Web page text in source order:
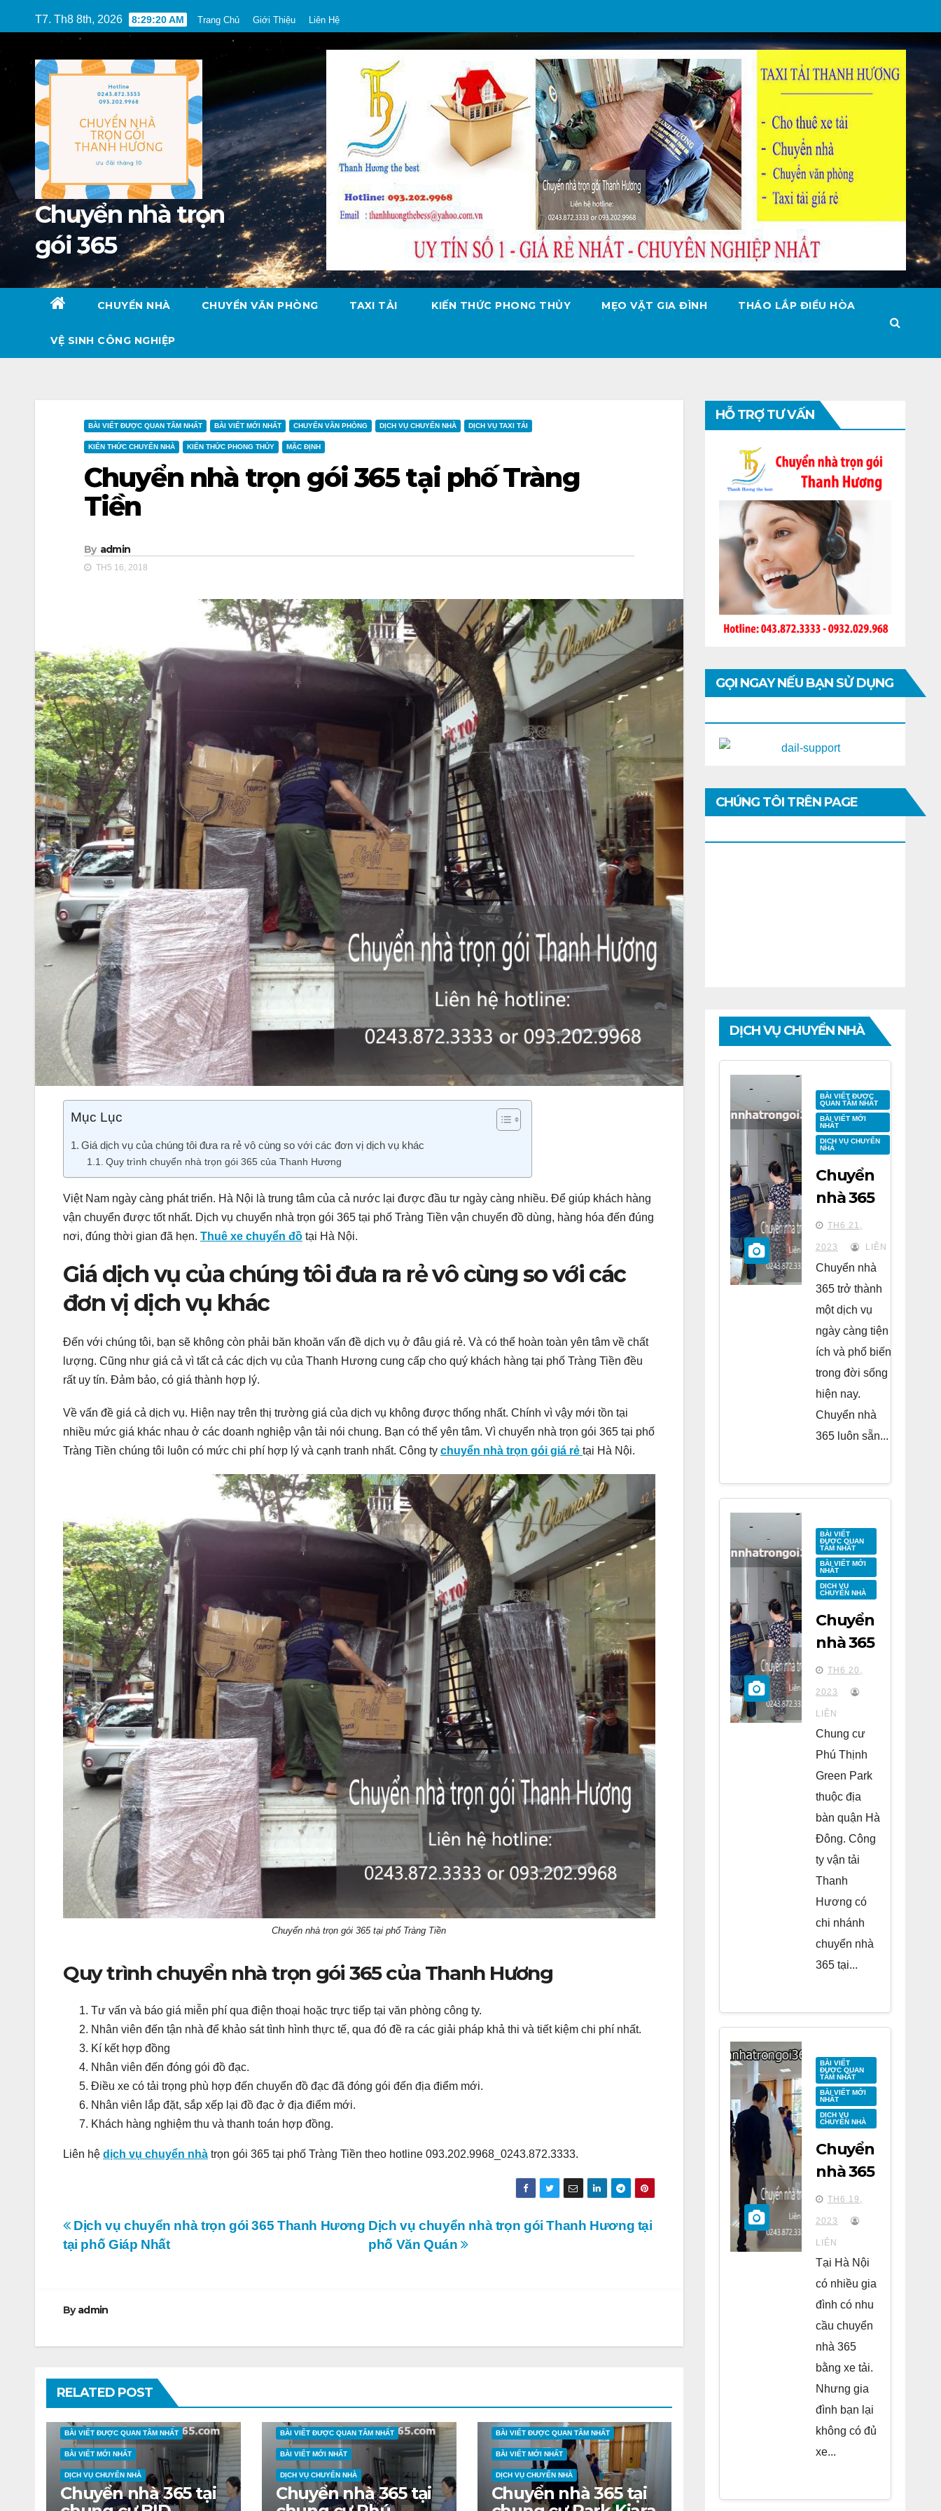
to
T7. Th8 8th, 2026 8:29:22 AM Trang Chủ Giới Thiệu Liên Hệ
Chuyển nhà trọn
gói 365
CHUYỂN NHÀ CHUYỂN VĂN PHÒNG TAXI TẢI KIẾN THỨC PHONG THỦY MẸO VẶT GIA ĐÌNH THÁO LẮP ĐIỀU HÒA
VỆ SINH CÔNG NGHIỆP
BÀI VIẾT ĐƯỢC QUAN TÂM NHẤT BÀI VIẾT MỚI NHẤT CHUYỂN VĂN PHÒNG DỊCH VỤ CHUYỂN NHÀ DỊCH VỤ TAXI TẢI
KIẾN THỨC CHUYỂN NHÀ KIẾN THỨC PHONG THỦY MẶC ĐỊNH
Chuyển nhà trọn gói 365 tại phố Tràng
Tiền
By admin
TH5 16, 2018
Mục Lục
Giá dịch vụ của chúng tôi đưa ra rẻ vô cùng so với các đơn vị dịch vụ khác
Quy trình chuyển nhà trọn gói 365 của Thanh Hương
Việt Nam ngày càng phát triển. Hà Nội là trung tâm của cả nước lại được đầu tư ngày càng nhiều. Để giúp khách hàng
vận chuyển được tốt nhất. Dịch vụ chuyển nhà trọn gói 365 tại phố Tràng Tiền vận chuyển đồ dùng, hàng hóa đến đúng
nơi, đúng thời gian đã hẹn. Thuê xe chuyển đồ tại Hà Nội.
Giá dịch vụ của chúng tôi đưa ra rẻ vô cùng so với các
đơn vị dịch vụ khác
Đến với chúng tôi, bạn sẽ không còn phải băn khoăn vấn đề dịch vụ ở đâu giá rẻ. Và có thể hoàn toàn yên tâm về chất
lượng. Cũng như giá cả vì tất cả các dịch vụ của Thanh Hương cung cấp cho quý khách hàng tại phố Tràng Tiền đều
rất uy tín. Đảm bảo, có giá thành hợp lý.
Về vấn đề giá cả dịch vụ. Hiện nay trên thị trường giá của dịch vụ không được thống nhất. Chính vì vậy mới tồn tại
nhiều mức giá khác nhau ở các doanh nghiệp vận tải nói chung. Bạn có thể yên tâm. Vì chuyển nhà trọn gói 365 tại phố
Tràng Tiền chúng tôi luôn có mức chi phí hợp lý và cạnh tranh nhất. Công ty chuyển nhà trọn gói giá rẻ tại Hà Nội.
Chuyển nhà trọn gói 365 tại phố Tràng Tiền
Quy trình chuyển nhà trọn gói 365 của Thanh Hương
Tư vấn và báo giá miễn phí qua điện thoại hoặc trực tiếp tại văn phòng công ty.
Nhân viên đến tận nhà để khảo sát tình hình thực tế, qua đó đề ra các giải pháp khả thi và tiết kiệm chi phí nhất.
Kí kết hợp đồng
Nhân viên đến đóng gói đồ đạc.
Điều xe có tải trọng phù hợp đến chuyển đồ đạc đã đóng gói đến địa điểm mới.
Nhân viên lắp đặt, sắp xếp lại đồ đạc ở địa điểm mới.
Khách hàng nghiệm thu và thanh toán hợp đồng.
Liên hệ dịch vụ chuyển nhà trọn gói 365 tại phố Tràng Tiền theo hotline 093.202.9968_0243.872.3333.
Điều
hướng
viết
Dịch vụ chuyển nhà trọn gói Thanh Hương tại
phố Văn Quán
Dịch vụ chuyển nhà trọn gói 365 Thanh Hương
tại phố Giáp Nhất
Byadmin
RELATED POST
BÀI VIẾT ĐƯỢC QUAN TÂM NHẤT
BÀI VIẾT MỚI NHẤT
DỊCH VỤ CHUYỂN NHÀ
Chuyển nhà 365 tại
BÀI VIẾT ĐƯỢC QUAN TÂM NHẤT
BÀI VIẾT MỚI NHẤT
DỊCH VỤ CHUYỂN NHÀ
Chuyển nhà 365 tại
BÀI VIẾT ĐƯỢC QUAN TÂM NHẤT
BÀI VIẾT MỚI NHẤT
DỊCH VỤ CHUYỂN NHÀ
Chuyển nhà 365 tại
HỖ TRỢ TƯ VẤN
GỌI NGAY NẾU BẠN SỬ DỤNG
CHÚNG TÔI TRÊN PAGE
DỊCH VỤ CHUYỂN NHÀ
BÀI VIẾT ĐƯỢC
QUAN TÂM NHẤT
BÀI VIẾT MỚI
NHẤT
DỊCH VỤ CHUYỂN
NHÀ
Chuyển
nhà 365
tại chung
cư BID
Residence
Tố Hữu
TH6 21,
2023 LIÊN
Chuyển nhà
365 trở thành
một dịch vụ
ngày càng tiện
ích và phổ biến
trong đời sống
hiện nay.
Chuyển nhà
365 luôn sẵn...
BÀI VIẾT
ĐƯỢC QUAN
TÂM NHẤT
BÀI VIẾT MỚI
NHẤT
DỊCH VỤ
CHUYỂN NHÀ
Chuyển
nhà 365
tại
chung
cư Phú
Thịnh
Green
Park Hà
Đông
TH6 20,
2023
LIÊN
Chung cư
Phú Thịnh
Green Park
thuộc địa
bàn quận Hà
Đông. Công
ty vận tải
Thanh
Hương có
chi nhánh
chuyển nhà
365 tại...
BÀI VIẾT
ĐƯỢC QUAN
TÂM NHẤT
BÀI VIẾT MỚI
NHẤT
DỊCH VỤ
CHUYỂN NHÀ
Chuyển
nhà 365
tại
chung
cư Park
Kiara Hà
Đông
TH6 19,
2023
LIÊN
Tại Hà Nội
có nhiều gia
đình có nhu
cầu chuyển
nhà 365
bằng xe tải.
Nhưng gia
đình bạn lại
không có đủ
xe...